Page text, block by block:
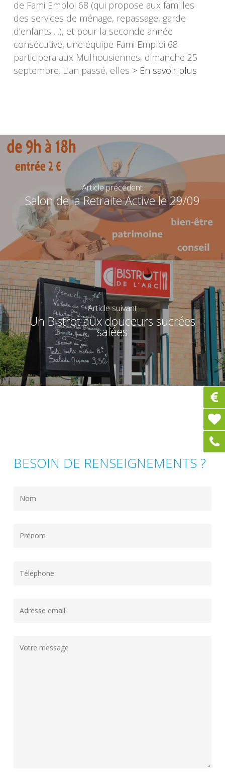
de Fami Emploi 68 (qui propose aux familles
des services de ménage, repassage, garde
d’enfants….), et pour la seconde année
consécutive, une équipe Fami Emploi 68
participera aux Mulhousiennes, dimanche 25
septembre. L’an passé, elles > En savoir plus
Article précédent
Salon de la Retraite Active le 29/09
Article suivant
Un Bistrot aux douceurs sucrées
salées
BESOIN DE RENSEIGNEMENTS ?